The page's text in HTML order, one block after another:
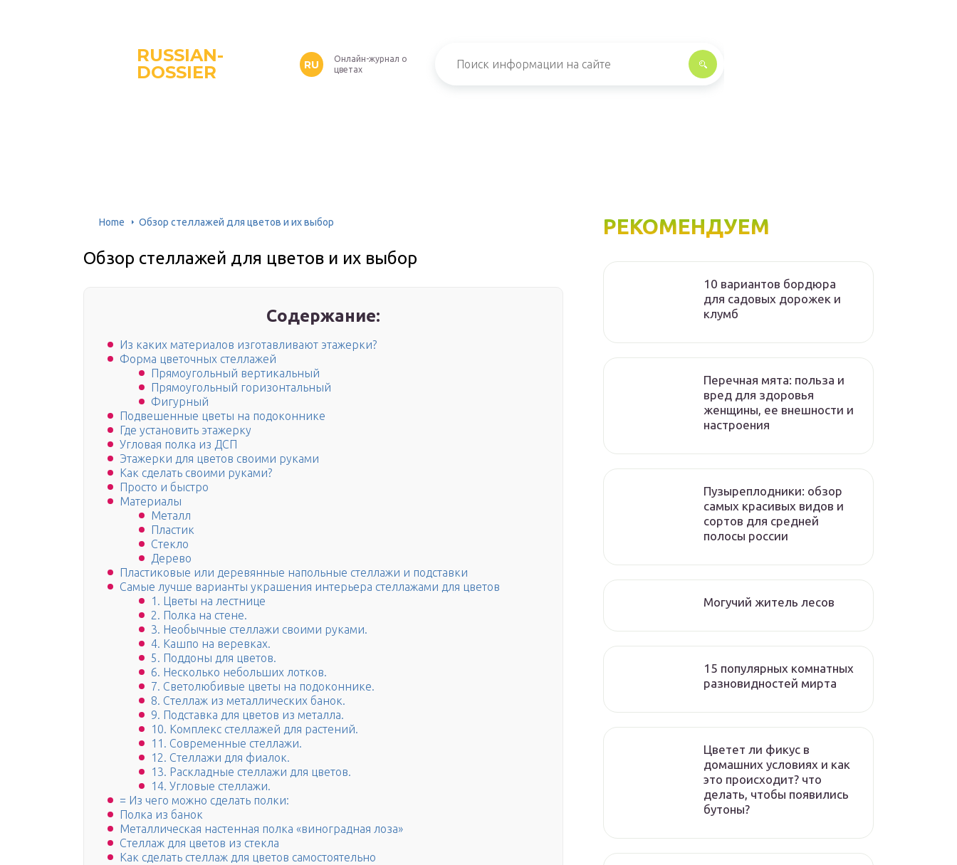
RUSSIAN-
DOSSIER
RU
Онлайн-журнал о
цветах
Home Обзор стеллажей для цветов и их выбор
Обзор стеллажей для цветов и их выбор
Содержание:
Из каких материалов изготавливают этажерки?
Форма цветочных стеллажей
Прямоугольный вертикальный
Прямоугольный горизонтальный
Фигурный
Подвешенные цветы на подоконнике
Где установить этажерку
Угловая полка из ДСП
Этажерки для цветов своими руками
Как сделать своими руками?
Просто и быстро
Материалы
Металл
Пластик
Стекло
Дерево
Пластиковые или деревянные напольные стеллажи и подставки
Самые лучше варианты украшения интерьера стеллажами для цветов
1. Цветы на лестнице
2. Полка на стене.
3. Необычные стеллажи своими руками.
4. Кашпо на веревках.
5. Поддоны для цветов.
6. Несколько небольших лотков.
7. Светолюбивые цветы на подоконнике.
8. Стеллаж из металлических банок.
9. Подставка для цветов из металла.
10. Комплекс стеллажей для растений.
11. Современные стеллажи.
12. Стеллажи для фиалок.
13. Раскладные стеллажи для цветов.
14. Угловые стеллажи.
= Из чего можно сделать полки:
Полка из банок
Металлическая настенная полка «виноградная лоза»
Стеллаж для цветов из стекла
Как сделать стеллаж для цветов самостоятельно
РЕКОМЕНДУЕМ
10 вариантов бордюра
для садовых дорожек и
клумб
Перечная мята: польза и
вред для здоровья
женщины, ее внешности и
настроения
Пузыреплодники: обзор
самых красивых видов и
сортов для средней
полосы россии
Могучий житель лесов
15 популярных комнатных
разновидностей мирта
Цветет ли фикус в
домашних условиях и как
это происходит? что
делать, чтобы появились
бутоны?